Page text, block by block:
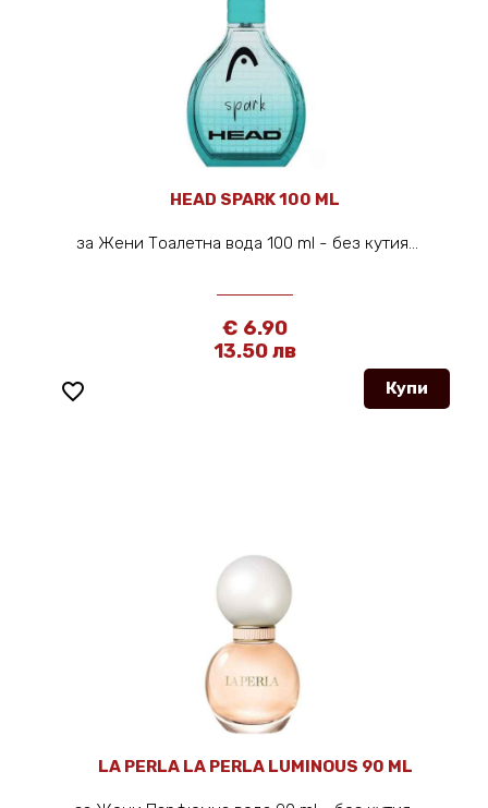
favorite_border
HEAD SPARK 100 ML
за Жени Тоалетна вода 100 ml - без кутия...
€ 6.90
13.50 лв
Купи
LA PERLA LA PERLA LUMINOUS 90 ML